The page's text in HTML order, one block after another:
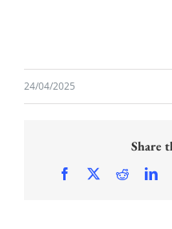
24/04/2025
Share
Facebook
X Reddit